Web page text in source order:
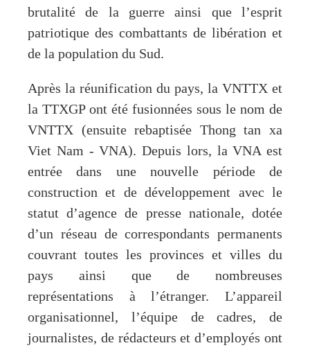
brutalité de la guerre ainsi que l’esprit
patriotique des combattants de libération et
de la population du Sud.
Après la réunification du pays, la VNTTX et
la TTXGP ont été fusionnées sous le nom de
VNTTX (ensuite rebaptisée Thong tan xa
Viet Nam - VNA). Depuis lors, la VNA est
entrée dans une nouvelle période de
construction et de développement avec le
statut d’agence de presse nationale, dotée
d’un réseau de correspondants permanents
couvrant toutes les provinces et villes du
pays ainsi que de nombreuses
représentations à l’étranger. L’appareil
organisationnel, l’équipe de cadres, de
journalistes, de rédacteurs et d’employés ont